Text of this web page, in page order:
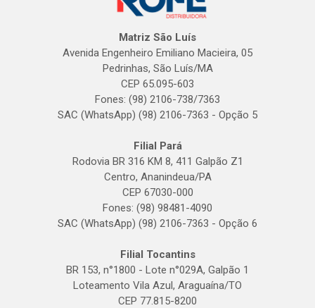
Matriz São Luís
Avenida Engenheiro Emiliano Macieira, 05
Pedrinhas, São Luís/MA
CEP 65.095-603
Fones: (98) 2106-738/7363
SAC (WhatsApp) (98) 2106-7363 - Opção 5
Filial Pará
Rodovia BR 316 KM 8, 411 Galpão Z1
Centro, Ananindeua/PA
CEP 67030-000
Fones: (98) 98481-4090
SAC (WhatsApp) (98) 2106-7363 - Opção 6
Filial Tocantins
BR 153, n°1800 - Lote n°029A, Galpão 1
Loteamento Vila Azul, Araguaína/TO
CEP 77.815-8200